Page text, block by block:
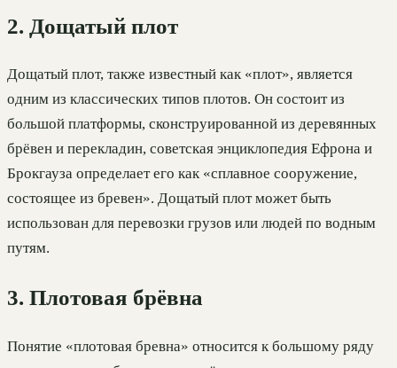
2. Дощатый плот
Дощатый плот, также известный как «плот», является
одним из классических типов плотов. Он состоит из
большой платформы, сконструированной из деревянных
брёвен и перекладин, советская энциклопедия Ефрона и
Брокгауза определает его как «сплавное сооружение,
состоящее из бревен». Дощатый плот может быть
использован для перевозки грузов или людей по водным
путям.
3. Плотовая брёвна
Понятие «плотовая бревна» относится к большому ряду